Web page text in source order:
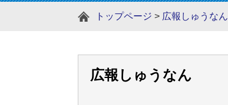
トップページ > 広報しゅうなん
広報しゅうなん